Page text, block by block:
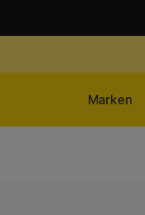
Marken